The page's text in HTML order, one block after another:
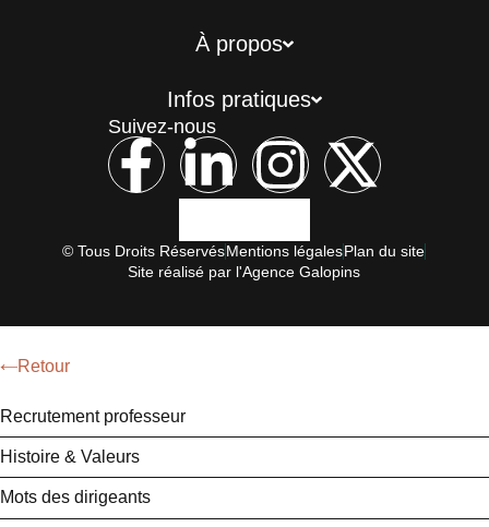
À propos
Infos pratiques
Suivez-nous
© Tous Droits RéservésMentions légalesPlan du site
Site réalisé par l'Agence Galopins
Retour
Recrutement professeur
Histoire & Valeurs
Mots des dirigeants